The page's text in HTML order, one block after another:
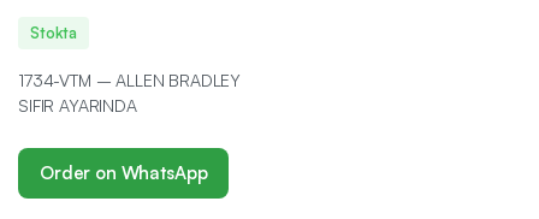
Stokta
1734-VTM – ALLEN BRADLEY
SIFIR AYARINDA
Order on WhatsApp